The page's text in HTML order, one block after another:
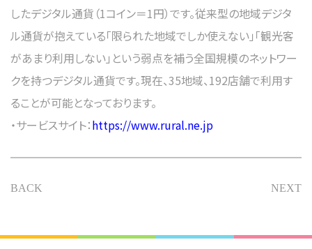
したデジタル通貨（1コイン＝1円）です。従来型の地域デジタ
ル通貨が抱えている「限られた地域でしか使えない」「観光客
があまり利用しない」という弱点を補う全国規模のネットワー
クを持つデジタル通貨です。現在、35地域、192店舗で利用す
ることが可能となっております。
・サービスサイト：https://www.rural.ne.jp
BACK NEXT